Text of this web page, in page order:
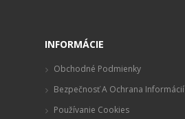
INFORMÁCIE
Obchodné Podmienky
Bezpečnosť A Ochrana Informácií
Používanie Cookies